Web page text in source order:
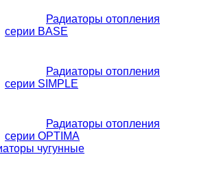
Радиаторы отопления
серии BASE
Радиаторы отопления
серии SIMPLE
Радиаторы отопления
серии OPTIMA
чугунные